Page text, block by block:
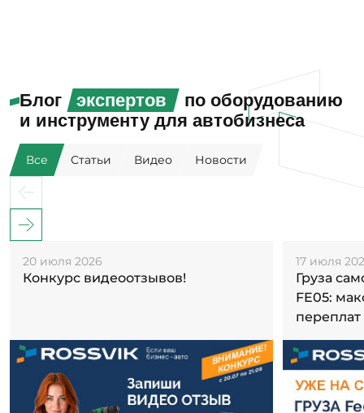
Блог экспертов
по оборудованию
и инструменту для автобизнеса
Все Статьи Видео Новости
20 июля 2026
Конкурс видеоотзывов!
17 июля
Груза
FE05:
переплат